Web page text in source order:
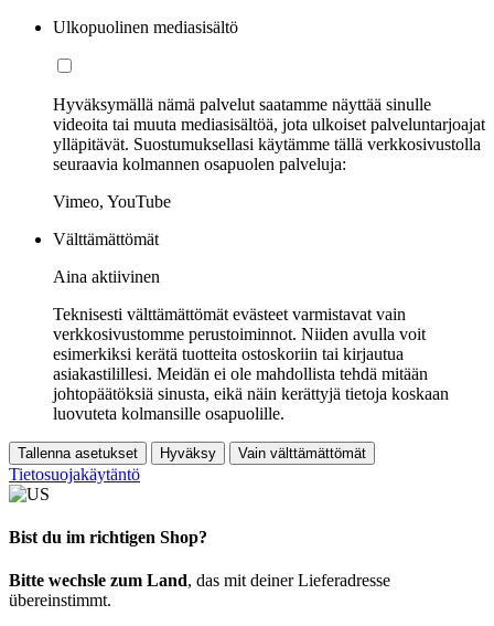
Ulkopuolinen mediasisältö
Hyväksymällä nämä palvelut saatamme näyttää sinulle
videoita tai muuta mediasisältöä, jota ulkoiset palveluntarjoajat
ylläpitävät. Suostumuksellasi käytämme tällä verkkosivustolla
seuraavia kolmannen osapuolen palveluja:
Vimeo, YouTube
Välttämättömät
Aina aktiivinen
Teknisesti välttämättömät evästeet varmistavat vain
verkkosivustomme perustoiminnot. Niiden avulla voit
esimerkiksi kerätä tuotteita ostoskoriin tai kirjautua
asiakastilillesi. Meidän ei ole mahdollista tehdä mitään
johtopäätöksiä sinusta, eikä näin kerättyjä tietoja koskaan
luovuteta kolmansille osapuolille.
Tallenna asetukset Hyväksy Vain välttämättömät
Tietosuojakäytäntö
Bist du im richtigen Shop?
Bitte wechsle zum Land, das mit deiner Lieferadresse
übereinstimmt.